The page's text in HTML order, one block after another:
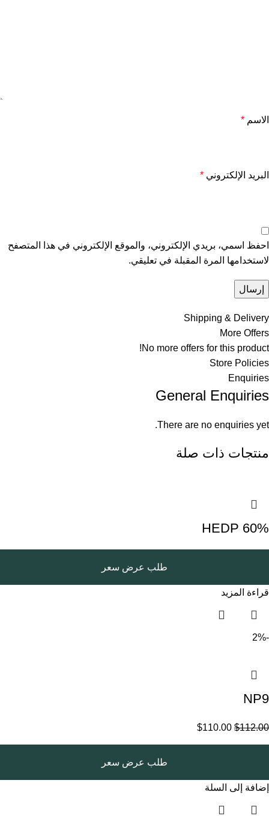
الاسم *
البريد الإلكتروني *
احفظ اسمي، بريدي الإلكتروني، والموقع الإلكتروني في هذا المتصفح
لاستخدامها المرة المقبلة في تعليقي.
Shipping & Delivery
More Offers
No more offers for this product!
Store Policies
Enquiries
General Enquiries
There are no enquiries yet.
منتجات ذات صلة
HEDP 60%
طلب عرض سعر
قراءة المزيد
-2%
NP9
$112.00
$110.00
طلب عرض سعر
إضافة إلى السلة